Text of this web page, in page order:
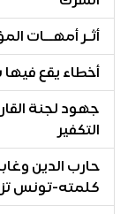
أثـر أمهــات
أخطاء يقع
جهود لجنة
التكفير
حارب الدين
كلمته-تونس